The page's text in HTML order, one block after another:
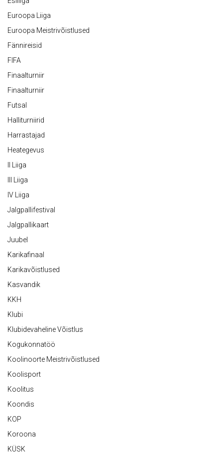
Euroopa Liiga
Euroopa Meistrivõistlused
Fännireisid
FIFA
Finaalturniir
Finaalturniir
Futsal
Halliturniirid
Harrastajad
Heategevus
II Liiga
III Liiga
IV Liiga
Jalgpallifestival
Jalgpallikaart
Juubel
Karikafinaal
Karikavõistlused
Kasvandik
KKH
Klubi
Klubidevaheline Võistlus
Kogukonnatöö
Koolinoorte Meistrivõistlused
Koolisport
Koolitus
Koondis
KOP
Koroona
KÜSK